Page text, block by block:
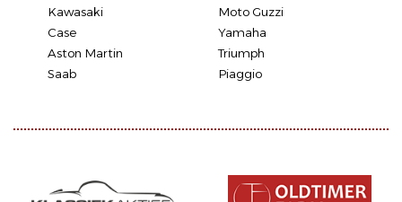
Kawasaki
Moto Guzzi
Case
Yamaha
Aston Martin
Triumph
Saab
Piaggio